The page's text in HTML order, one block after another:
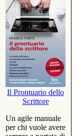
Il Prontuario dello
Scrittore
Un agile manuale
per chi vuole avere